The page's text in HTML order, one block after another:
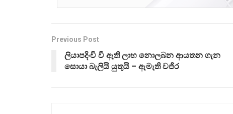
Previous Post
ලියාපදිංචි වී ඇති ලාභ නොලබන ආයතන ගැන
සොයා බැලියි යුතුයි – ඇමැති වජිර